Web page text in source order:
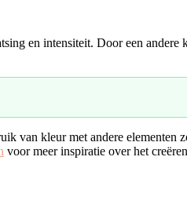
en intensiteit. Door een andere
van kleur met andere elementen
voor meer inspiratie over het